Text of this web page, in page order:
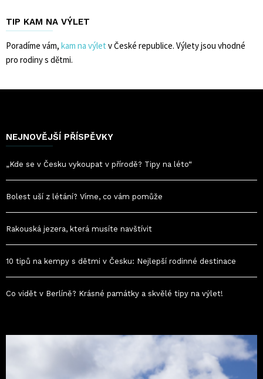
TIP KAM NA VÝLET
Poradíme vám, kam na výlet v České republice. Výlety jsou vhodné
pro rodiny s dětmi.
NEJNOVĚJŠÍ PŘÍSPĚVKY
„Kde se v Česku vykoupat v přírodě? Tipy na léto“
Bolest uší z létání? Víme, co vám pomůže
Rakouská jezera, která musíte navštívit
10 tipů na kempy s dětmi v Česku: Nejlepší rodinné destinace
Co vidět v Berlíně? Krásné památky a skvělé tipy na výlet!